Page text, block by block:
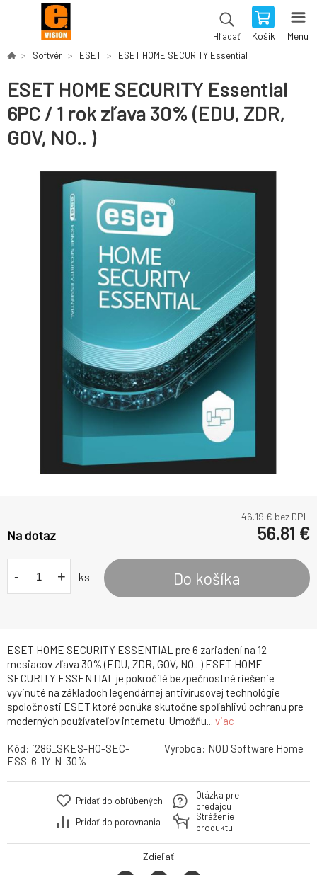
Hľadať Košík Menu
Softvér ESET ESET HOME SECURITY Essential
ESET HOME SECURITY Essential
6PC / 1 rok zľava 30% (EDU, ZDR,
GOV, NO.. )
ESET HOME SECURITY ESSENTIAL pre 6 zariadení na 12
mesiacov zľava 30% (EDU, ZDR, GOV, NO.. ) ESET HOME
SECURITY ESSENTIAL je pokročilé bezpečnostné riešenie
vyvinuté na základoch legendárnej antivírusovej technológie
spoločnosti ESET ktoré ponúka skutočne spoľahlivú ochranu pre
moderných používateľov internetu. Umožňu... viac
46.19 € bez DPH
Na dotaz 56.81 €
- + ks Do košíka
Kód: i286_SKES-HO-SEC-
ESS-6-1Y-N-30%
Výrobca: NOD Software Home
Pridať do obľúbených
Pridať do porovnania
Otázka pre
predajcu
Stráženie
produktu
Zdieľať